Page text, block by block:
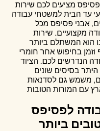
מציעים לכם שירות
עד הבית למשטחי עבודה
אבני פסיפס מכל
מקצועיים. שירות
הוא המשתלם ביותר
וזמן בחיפוש אחר חומרי
הנדרשים לכם. הציוד
היתר בסיסים שונים
משמש גם לסדנאות
עם המורות הטובות
לפסיפס
ביותר